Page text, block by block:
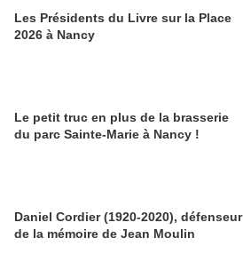
Les Présidents du Livre sur la Place
2026 à Nancy
Le petit truc en plus de la brasserie
du parc Sainte-Marie à Nancy !
Daniel Cordier (1920-2020), défenseur
de la mémoire de Jean Moulin